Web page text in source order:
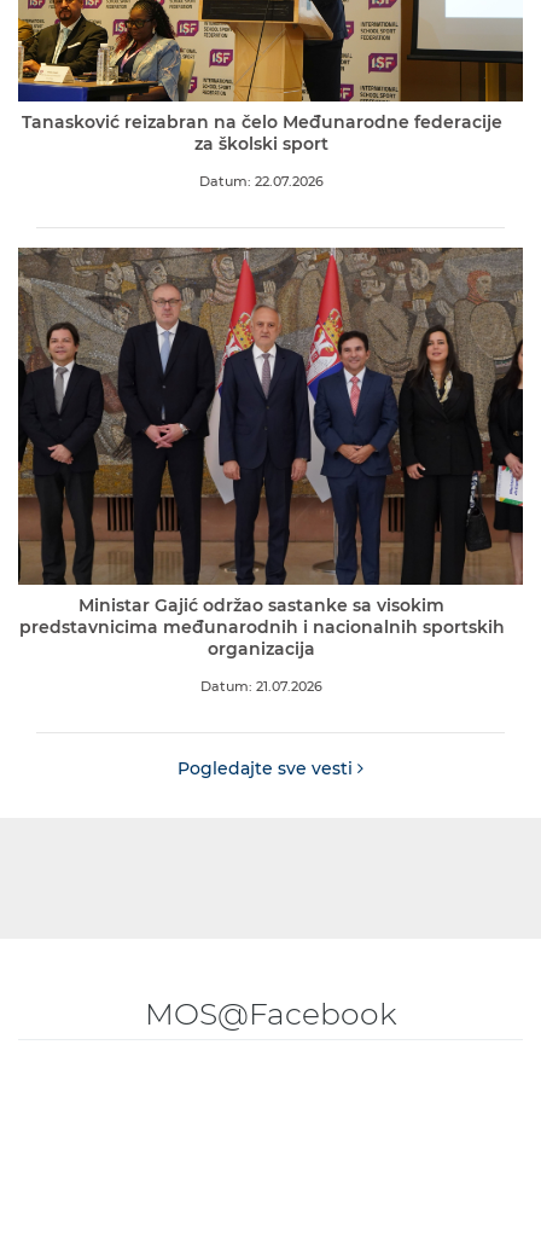
Tanasković reizabran na čelo Međunarodne federacije
za školski sport
Datum: 22.07.2026
Ministar Gajić održao sastanke sa visokim
predstavnicima međunarodnih i nacionalnih sportskih
organizacija
Datum: 21.07.2026
Pogledajte sve vesti
MOS@Facebook